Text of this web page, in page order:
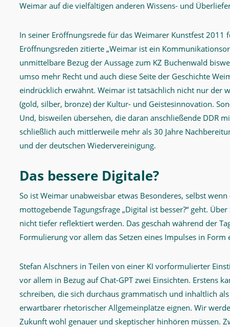
Weimar auf die vielfältigen anderen Wissens- und
In seiner Eröffnungsrede für das Weimarer Kunstfest 2011
Eröffnungsreden zitierte „Weimar ist ein
unmittelbare Bezug der Aussage zum KZ Buchenwald
umso mehr Recht und auch diese Seite der Geschichte
eindrücklich erwähnt. Weimar ist tatsächlich nicht nur der
(gold, silber, bronze) der Kultur- und Geistesinnovation.
Und, bisweilen übersehen, die daran anschließende DDR
schließlich auch mittlerweile mehr als 30 Jahre
und der deutschen Wiedervereinigung.
Das bessere Digitale?
So ist Weimar unabweisbar etwas Besonderes, selbst
mottogebende Tagungsfrage „Digital ist besser?“ geht.
nicht tiefer reflektiert werden. Das geschah während der
Formulierung vor allem das Setzen eines Impulses in
Stefan Alschners in Teilen von einer KI vorformulierter
vor allem in Bezug auf Chat-GPT zwei Einsichten. Erstens
schreiben, die sich durchaus grammatisch und inhaltlich
erwartbarer rhetorischer Allgemeinplätze eignen. Wir
Zukunft wohl genauer und skeptischer hinhören müssen.